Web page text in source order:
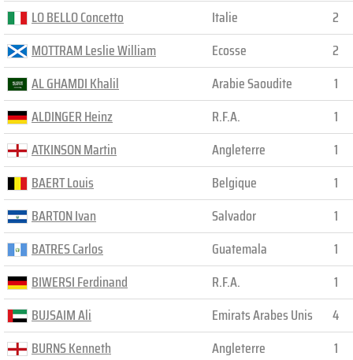
LO BELLO Concetto
MOTTRAM Leslie William
AL GHAMDI Khalil
ALDINGER Heinz
ATKINSON Martin
BAERT Louis
BARTON Ivan
BATRES Carlos
BIWERSI Ferdinand
BUJSAIM Ali
BURNS Kenneth
Italie
2
Ecosse
2
Arabie Saoudite
1
R.F.A.
1
Angleterre
1
Belgique
1
Salvador
1
Guatemala
1
R.F.A.
1
Emirats Arabes Unis
4
Angleterre
1